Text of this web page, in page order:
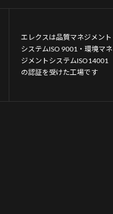
エレクスは品質マネジメント
システムISO 9001・環境マネ
ジメントシステムISO14001
の認証を受けた工場です